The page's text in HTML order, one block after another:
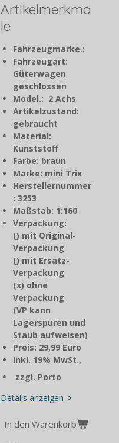
Artikelmerkma
le
Fahrzeugmarke.:
Fahrzeugart:
Güterwagen
geschlossen
Model.: 2 Achs
Artikelzustand:
gebraucht
Material:
Kunststoff
Farbe: braun
Marke: mini Trix
Herstellernummer
: 3253
Maßstab: 1:160
Verpackung:
() mit Original-
Verpackung
() mit Ersatz-
Verpackung
(x) ohne
Verpackung
(VP kann
Lagerspuren und
Staub aufweisen)
Preis: 29,99 Euro
Inkl. 19% MwSt.,
zzgl. Porto
Details anzeigen
In den Warenkorb